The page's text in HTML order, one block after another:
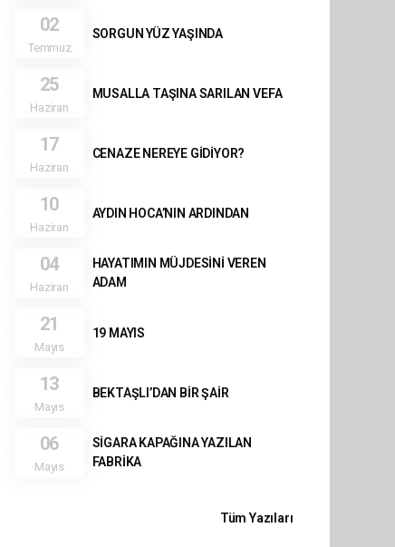
02
Temmuz
SORGUN YÜZ YAŞINDA
25
Haziran
MUSALLA TAŞINA SARILAN VEFA
17
Haziran
CENAZE NEREYE GİDİYOR?
10
Haziran
AYDIN HOCA’NIN ARDINDAN
04
Haziran
HAYATIMIN MÜJDESİNİ VEREN
ADAM
21
Mayıs
19 MAYIS
13
Mayıs
BEKTAŞLI’DAN BİR ŞAİR
06
Mayıs
SİGARA KAPAĞINA YAZILAN
FABRİKA
Tüm Yazıları